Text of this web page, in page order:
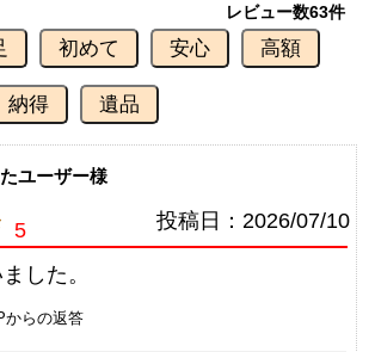
T85K 未使用
ンg-
（2026/06/30迄）
84,000円
2026/06/06
メガトルク 急瀬
ンg-
（2026/06/30迄）
2026/06/06
ア T90 N 未使用
ン g-
（2026/06/30迄）
33,000円
ル 22 ビーストマ
レビュー数63件
初めて 安心 高額
納得 遺品
ユーザー様
5 投稿日： 2026/07/10
した。
からの返答